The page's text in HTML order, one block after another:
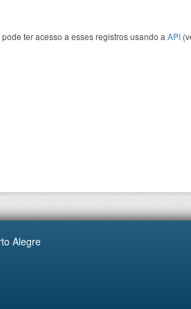
ter acesso a esses registros usando a API
Alegre